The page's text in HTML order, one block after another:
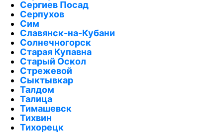
Сергиев Посад
Серпухов
Сим
Славянск-на-Кубани
Солнечногорск
Старая Купавна
Старый Оскол
Стрежевой
Сыктывкар
Талдом
Талица
Тимашевск
Тихвин
Тихорецк